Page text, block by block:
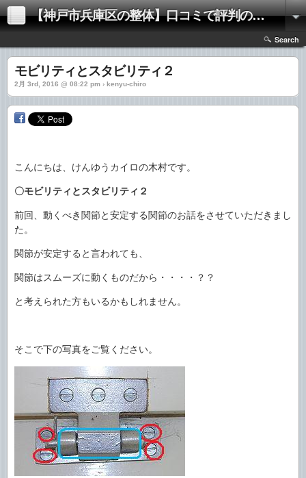
【神戸市兵庫区の整体】口コミで評判の「きむらけんゆう整体院」
Search
モビリティとスタビリティ２
2月 3rd, 2016 @ 08:22 pm › kenyu-chiro
こんにちは、けんゆうカイロの木村です。
〇モビリティとスタビリティ２
前回、動くべき関節と安定する関節のお話をさせていただきまし
た。
関節が安定すると言われても、
関節はスムーズに動くものだから・・・・？？
と考えられた方もいるかもしれません。
そこで下の写真をご覧ください。